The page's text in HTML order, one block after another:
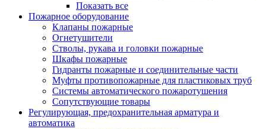
Показать все
Пожарное оборудование
Клапаны пожарные
Огнетушители
Стволы, рукава и головки пожарные
Шкафы пожарные
Гидранты пожарные и соединительные части
Муфты противопожарные для пластиковых труб
Системы автоматического пожаротушения
Сопутствующие товары
Регулирующая, предохранительная арматура и
автоматика